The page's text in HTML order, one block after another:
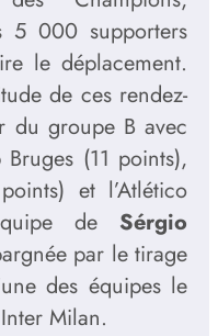
5 000 supporters
le déplacement.
de ces rendez-
du groupe B avec
(11 points),
et l’Atlético
de Sérgio
par le tirage
des équipes le
Milan.